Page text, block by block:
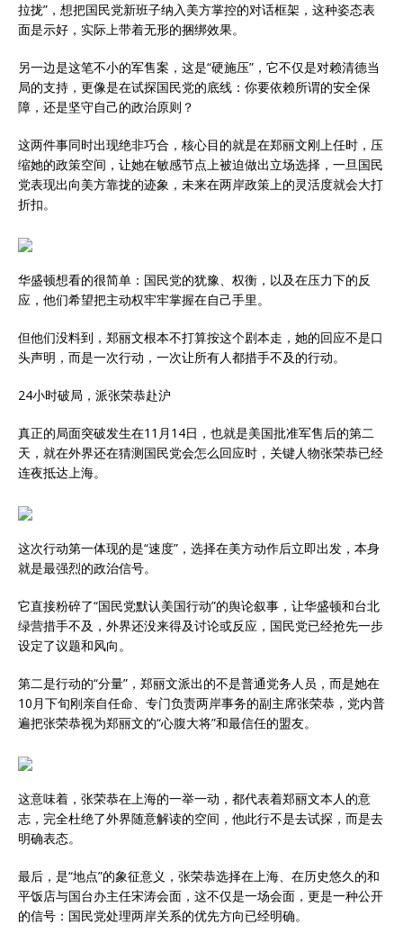
拉拢”，想把国民党新班子纳入美方掌控的对话框架，这种姿态表
面是示好，实际上带着无形的捆绑效果。
另一边是这笔不小的军售案，这是“硬施压”，它不仅是对赖清德当
局的支持，更像是在试探国民党的底线：你要依赖所谓的安全保
障，还是坚守自己的政治原则？
这两件事同时出现绝非巧合，核心目的就是在郑丽文刚上任时，压
缩她的政策空间，让她在敏感节点上被迫做出立场选择，一旦国民
党表现出向美方靠拢的迹象，未来在两岸政策上的灵活度就会大打
折扣。
华盛顿想看的很简单：国民党的犹豫、权衡，以及在压力下的反
应，他们希望把主动权牢牢掌握在自己手里。
但他们没料到，郑丽文根本不打算按这个剧本走，她的回应不是口
头声明，而是一次行动，一次让所有人都措手不及的行动。
24小时破局，派张荣恭赴沪
真正的局面突破发生在11月14日，也就是美国批准军售后的第二
天，就在外界还在猜测国民党会怎么回应时，关键人物张荣恭已经
连夜抵达上海。
这次行动第一体现的是“速度”，选择在美方动作后立即出发，本身
就是最强烈的政治信号。
它直接粉碎了“国民党默认美国行动”的舆论叙事，让华盛顿和台北
绿营措手不及，外界还没来得及讨论或反应，国民党已经抢先一步
设定了议题和风向。
第二是行动的“分量”，郑丽文派出的不是普通党务人员，而是她在
10月下旬刚亲自任命、专门负责两岸事务的副主席张荣恭，党内普
遍把张荣恭视为郑丽文的“心腹大将”和最信任的盟友。
这意味着，张荣恭在上海的一举一动，都代表着郑丽文本人的意
志，完全杜绝了外界随意解读的空间，他此行不是去试探，而是去
明确表态。
最后，是“地点”的象征意义，张荣恭选择在上海、在历史悠久的和
平饭店与国台办主任宋涛会面，这不仅是一场会面，更是一种公开
的信号：国民党处理两岸关系的优先方向已经明确。